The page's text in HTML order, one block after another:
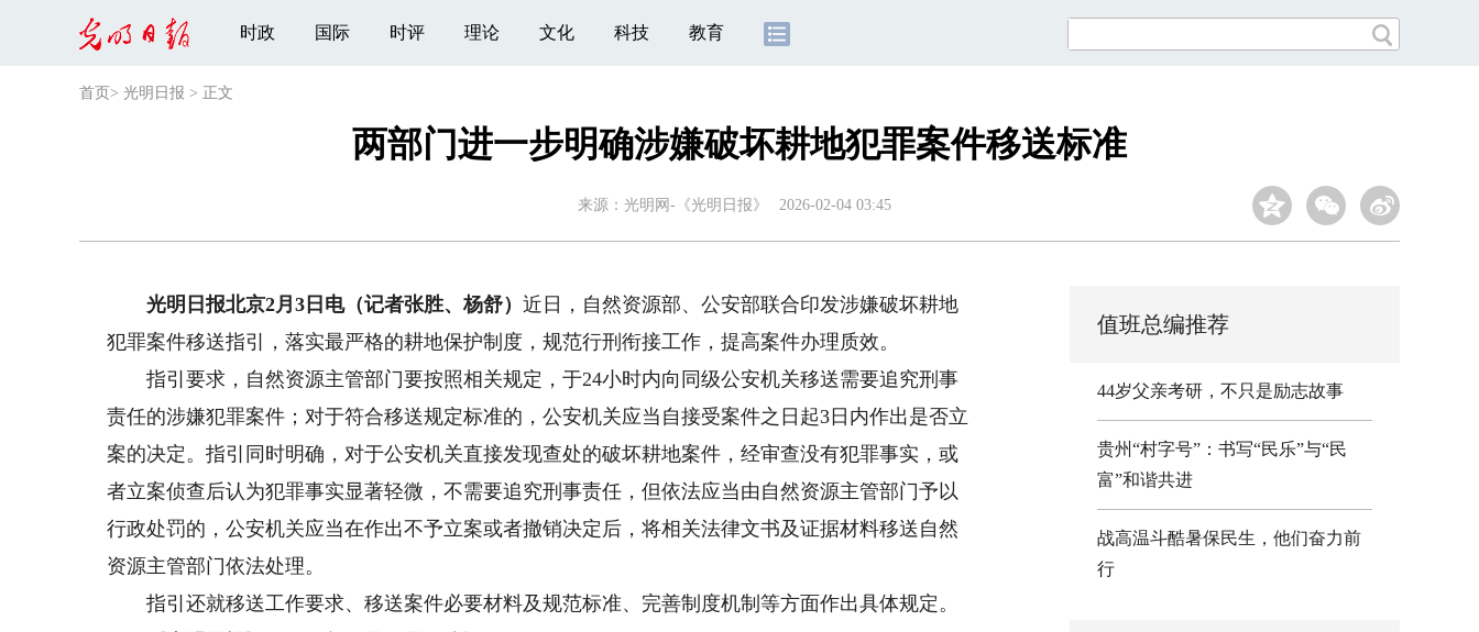
时政 国际 时评 理论 文化 科技 教育
首页 > 光明日报 > 正文
两部门进一步明确涉嫌破坏耕地犯罪案件移送标准
来源： 光明网-《光明日报》 2026-02-04 03:45
光明日报北京2月3日电（记者张胜、杨舒）近日，自然资源部、公安部联合印发涉嫌破坏耕地
犯罪案件移送指引，落实最严格的耕地保护制度，规范行刑衔接工作，提高案件办理质效。
指引要求，自然资源主管部门要按照相关规定，于24小时内向同级公安机关移送需要追究刑事
责任的涉嫌犯罪案件；对于符合移送规定标准的，公安机关应当自接受案件之日起3日内作出是否立
案的决定。指引同时明确，对于公安机关直接发现查处的破坏耕地案件，经审查没有犯罪事实，或
者立案侦查后认为犯罪事实显著轻微，不需要追究刑事责任，但依法应当由自然资源主管部门予以
行政处罚的，公安机关应当在作出不予立案或者撤销决定后，将相关法律文书及证据材料移送自然
资源主管部门依法处理。
指引还就移送工作要求、移送案件必要材料及规范标准、完善制度机制等方面作出具体规定。
值班总编推荐
44岁父亲考研，不只是励志故事
贵州“村字号”：书写“民乐”与“民
富”和谐共进
战高温斗酷暑保民生，他们奋力前
行